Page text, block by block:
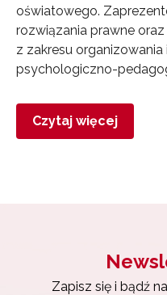
oświatowego.
rozwiązania prawne
z zakresu
psychologiczno-
Czytaj więcej
Zapisz się i bądź
Newsletter